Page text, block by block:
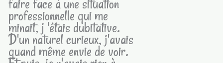
faire face à une situation
professionnelle qui me
minait, j 'étais dubitative.
D'un naturel curieux, j'avais
quand même envie de voir.